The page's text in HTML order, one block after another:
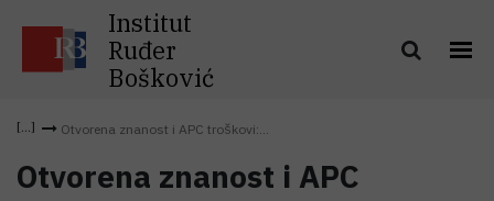
Institut
Ruđer
Bošković
Otvorena znanost i APC troškovi:...
Otvorena znanost i APC